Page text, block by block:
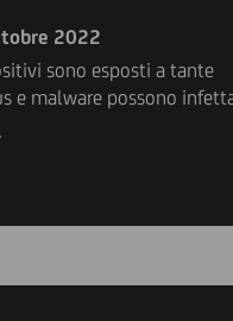
2022
sono esposti a tante
e malware possono
secondo appuntamento